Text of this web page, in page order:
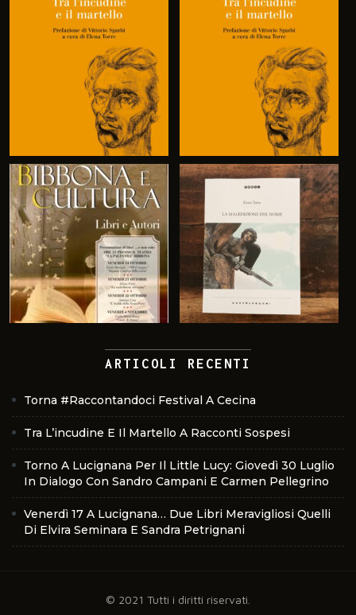
ARTICOLI RECENTI
Torna #Raccontandoci Festival A Cecina
Tra L’incudine E Il Martello A Racconti Sospesi
Torno A Lucignana Per Il Little Lucy: Giovedì 30 Luglio
In Dialogo Con Sandro Campani E Carmen Pellegrino
Venerdì 17 A Lucignana… Due Libri Meravigliosi Quelli
Di Elvira Seminara E Sandra Petrignani
© 2021 Tutti i diritti riservati.